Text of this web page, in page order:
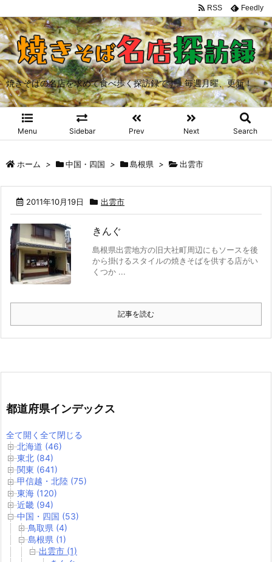
焼きそばの名店を求めて食べ歩く探訪録です。毎週月曜、更新！
Menu Sidebar Prev Next Search
RSS Feedly
ホーム > 中国・四国 > 島根県 > 出雲市
2011年10月19日 出雲市
きんぐ
島根県出雲地方の旧大社町周辺にもソースを後
から掛けるスタイルの焼きそばを供する店がい
くつか ...
記事を読む
都道府県インデックス
全て開く 全て閉じる
北海道 (46)
東北 (84)
関東 (641)
甲信越・北陸 (75)
東海 (120)
近畿 (94)
中国・四国 (53)
鳥取県 (4)
島根県 (1)
出雲市 (1)